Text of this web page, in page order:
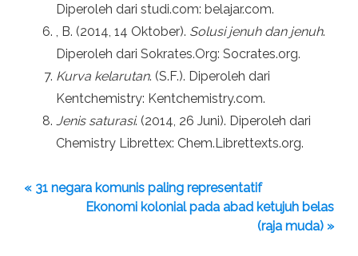
Diperoleh dari studi.com: belajar.com.
, B. (2014, 14 Oktober). Solusi jenuh dan jenuh.
Diperoleh dari Sokrates.Org: Socrates.org.
Kurva kelarutan. (S.F.). Diperoleh dari
Kentchemistry: Kentchemistry.com.
Jenis saturasi. (2014, 26 Juni). Diperoleh dari
Chemistry Librettex: Chem.Librettexts.org.
« 31 negara komunis paling representatif
Ekonomi kolonial pada abad ketujuh belas
(raja muda) »